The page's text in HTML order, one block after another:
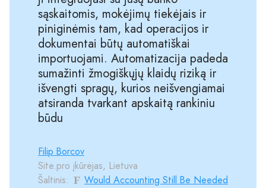
sąskaitomis, mokėjimų tiekėjais ir
piniginėmis tam, kad operacijos ir
dokumentai būtų automatiškai
importuojami. Automatizacija padeda
sumažinti žmogiškųjų klaidų riziką ir
išvengti spragų, kurios neišvengiamai
atsiranda tvarkant apskaitą rankiniu
būdu
Filip Borcov
Site.pro įkūrėjas, Lietuva
Šaltinis:
Would Accounting Still Be Needed